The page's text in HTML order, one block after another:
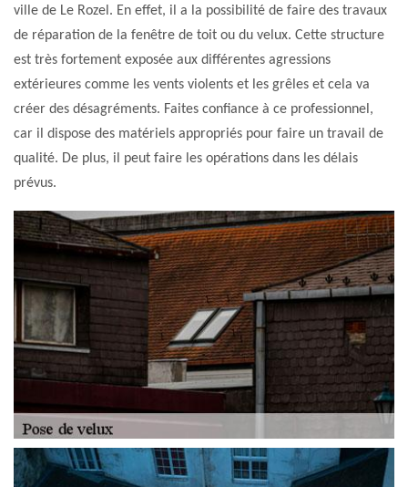
ville de Le Rozel. En effet, il a la possibilité de faire des travaux
de réparation de la fenêtre de toit ou du velux. Cette structure
est très fortement exposée aux différentes agressions
extérieures comme les vents violents et les grêles et cela va
créer des désagréments. Faites confiance à ce professionnel,
car il dispose des matériels appropriés pour faire un travail de
qualité. De plus, il peut faire les opérations dans les délais
prévus.